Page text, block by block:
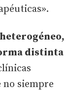
distinta
no siempre